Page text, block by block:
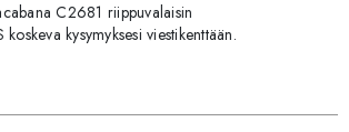
C2681 riippuvalaisin
kysymyksesi viestikenttään.